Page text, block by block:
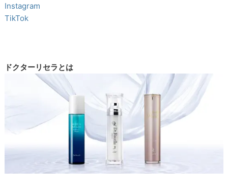
Instagram
TikTok
ドクターリセラとは